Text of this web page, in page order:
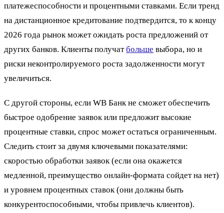
платежеспособности и процентными ставками. Если тренд
на дистанционное кредитование подтвердится, то к концу
2026 года рынок может ожидать роста предложений от
других банков. Клиенты получатбольше выбора, но и
риски неконтролируемого роста задолженности могут
увеличиться.
С другой стороны, если WB Банк не сможет обеспечить
быстрое одобрение заявок или предложит высокие
процентные ставки, спрос может остаться ограниченным.
Следить стоит за двумя ключевыми показателями:
скоростью обработки заявок (если она окажется
медленной, преимущество онлайн-формата сойдет на нет)
и уровнем процентных ставок (они должны быть
конкурентоспособными, чтобы привлечь клиентов).